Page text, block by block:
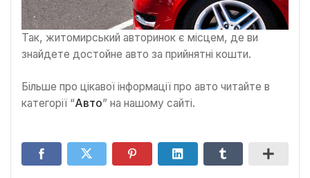
Так, житомирський авторинок є місцем, де ви
знайдете достойне авто за прийнятні кошти.
Більше про цікавої інформації про авто читайте в
категорії “Авто” на нашому сайті.